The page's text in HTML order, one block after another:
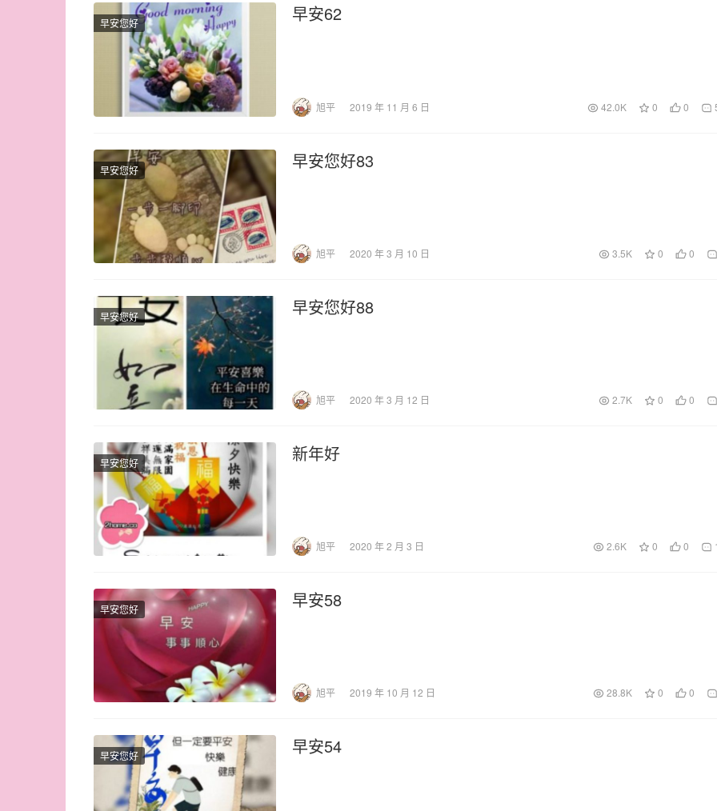
早安您好 早安62
旭平 2019 年 11 月 6 日 42.0K 0 0
早安您好 早安您好83
旭平 2020 年 3 月 10 日 3.5K 0 0
早安您好 早安您好88
旭平 2020 年 3 月 12 日 2.7K 0 0
早安您好 新年好
旭平 2020 年 2 月 3 日 2.6K 0 0
早安您好 早安58
旭平 2019 年 10 月 12 日 28.8K 0 0
早安您好 早安54